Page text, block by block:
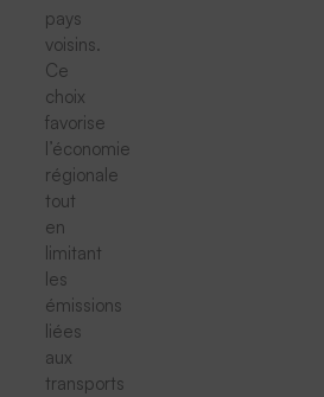
pays
voisins.
Ce
choix
favorise
l’économie
régionale
tout
en
limitant
les
émissions
liées
aux
transports